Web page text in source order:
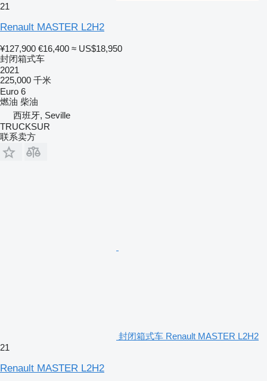
21
Renault MASTER L2H2
¥127,900 €16,400 ≈ US$18,950
封闭箱式车
2021
225,000 千米
Euro 6
燃油 柴油
西班牙, Seville
TRUCKSUR
联系卖方
封闭箱式车 Renault MASTER L2H2
21
Renault MASTER L2H2